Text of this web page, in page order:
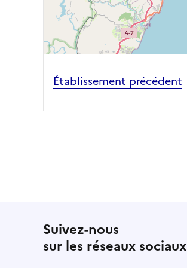
Établissement précédent
Suivez-nous
sur les réseaux sociaux